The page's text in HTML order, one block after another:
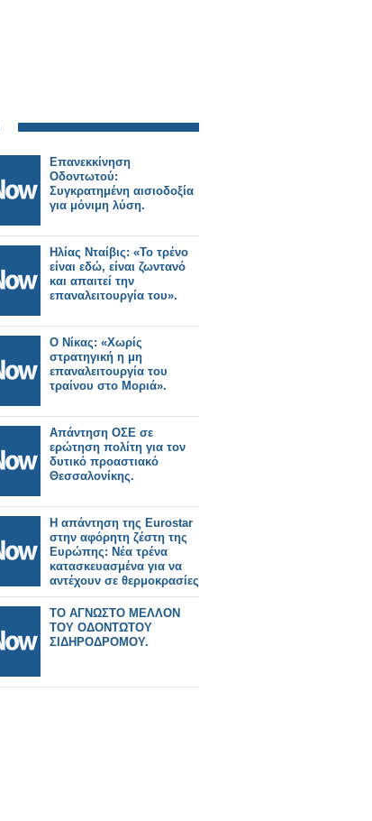
Επανεκκίνηση
Οδοντωτού:
Συγκρατημένη αισιοδοξία
για μόνιμη λύση.
Ηλίας Νταίβις: «Το τρένο
είναι εδώ, είναι ζωντανό
και απαιτεί την
επαναλειτουργία του».
Ο Νίκας: «Χωρίς
στρατηγική η μη
επαναλειτουργία του
τραίνου στο Μοριά».
Απάντηση ΟΣΕ σε
ερώτηση πολίτη για τον
δυτικό προαστιακό
Θεσσαλονίκης.
Η απάντηση της Eurostar
στην αφόρητη ζέστη της
Ευρώπης: Νέα τρένα
κατασκευασμένα για να
αντέχουν σε θερμοκρασίες
55°C.
ΤΟ ΑΓΝΩΣΤΟ ΜΕΛΛΟΝ
ΤΟΥ ΟΔΟΝΤΩΤΟΥ
ΣΙΔΗΡΟΔΡΟΜΟΥ.